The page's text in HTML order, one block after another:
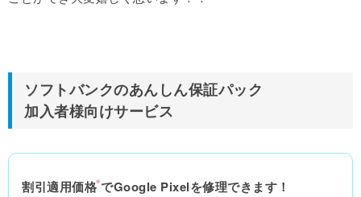
ソフトバンクのあんしん保証パック
加入者様向けサービス
割引適用価格※でGoogle Pixelを修理できます！